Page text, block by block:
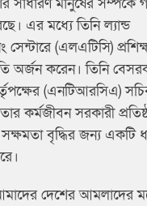
এর মধ্যে তিনি ল্যান্ড
সেন্টারে (এলএটিসি)
অর্জন করেন। তিনি
(এনটিআরসিএ)
কর্মজীবন সরকারী
বৃদ্ধির জন্য একটি
দেশের আমলাদের